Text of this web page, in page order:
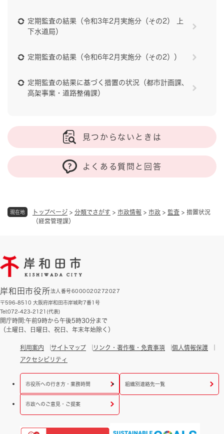
現在地 トップページ > 分類でさがす > 市政情報 > 市政 > 監査 > 措置状況
（経営管理課）
定期監査の結果（令和3年2月実施分（その2） 上
下水道局）
定期監査の結果（令和6年2月実施分（その2））
定期監査の結果に基づく措置の状況（都市計画課、
高架事業・道路整備課）
見つからないときは
よくある質問と回答
岸和田市役所法人番号6000020272027
〒596-8510 大阪府岸和田市岸城町7番1号
Tel:072-423-2121(代表)
開庁時間:午前9時から午後5時30分まで
（土曜日、日曜日、祝日、年末年始除く）
利用案内 サイトマップ リンク・著作権・免責事項
個人情報保護
アクセシビリティ
市役所への行き方・業務時間 組織別連絡先一覧
市政へのご意見・ご提案